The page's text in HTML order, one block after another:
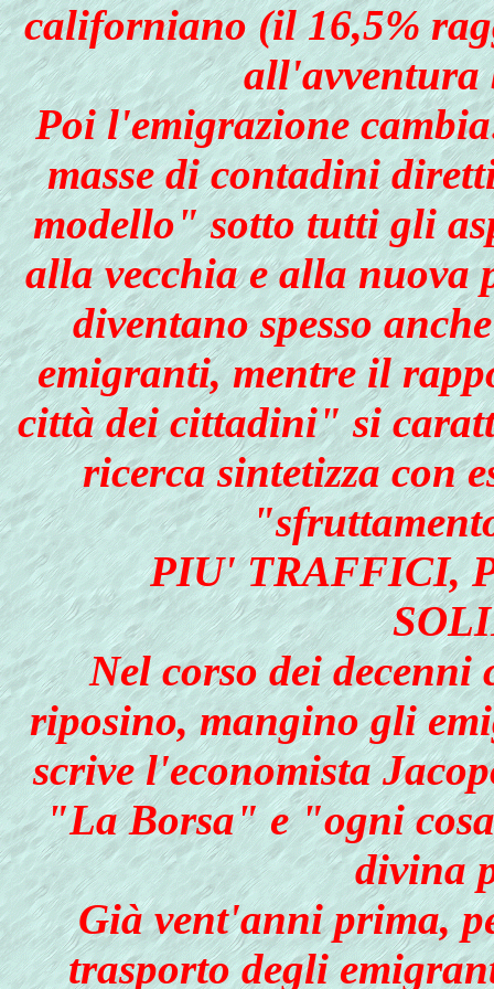
californiano (il 16,5%
all'avventura
Poi l'emigrazione
masse di contadini
modello" sotto tutti gli
alla vecchia e alla nuova
diventano spesso
emigranti, mentre il
città dei cittadini" si
ricerca sintetizza con
PIU' TRAFFICI,
Nel corso dei
riposino, mangino gli
scrive l'economista
"La Borsa" e "ogni
divina
Già vent'anni prima,
trasporto degli